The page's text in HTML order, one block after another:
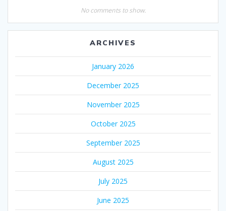
No comments to show.
ARCHIVES
January 2026
December 2025
November 2025
October 2025
September 2025
August 2025
July 2025
June 2025